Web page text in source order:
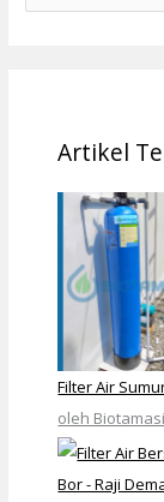
Artikel
Filter Air
oleh